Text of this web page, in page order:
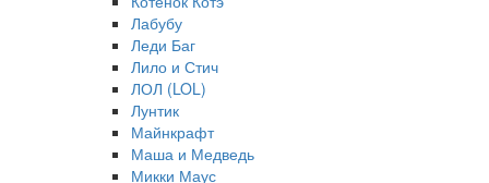
Лабубу
Леди Баг
Лило и Стич
ЛОЛ (LOL)
Лунтик
Майнкрафт
Маша и Медведь
Микки Маус